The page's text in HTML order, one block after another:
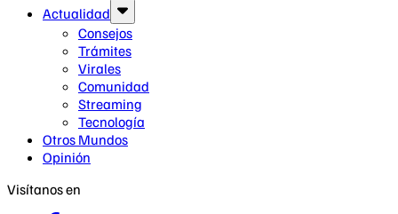
Actualidad
Consejos
Trámites
Virales
Comunidad
Streaming
Tecnología
Otros Mundos
Opinión
Visítanos en